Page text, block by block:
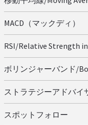
MACD（マックディ）
RSI/Relative Strength
ボリンジャーバンド/
ストラテジーアドバイ
スポットフォロー